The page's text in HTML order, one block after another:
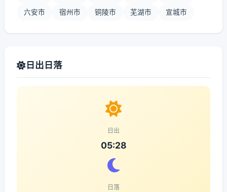
六安市 宿州市 铜陵市 芜湖市 宣城市
日出日落
日出
05:28
日落